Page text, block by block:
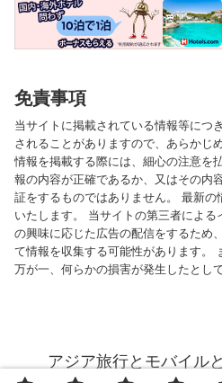
免責事項
当サイトに掲載されている情報等につ
されることがありますので、あらかじ
情報を掲載する際には、細心の注意を
報の内容が正確であるか、又はその内
証をするものではありません。 最新
いたします。 当サイトの第三者によ
の興味に応じた広告の配信をするため
て情報を収集する可能性があります。
万が一、何らかの損害が発生したとし
アジア旅行とモバイル